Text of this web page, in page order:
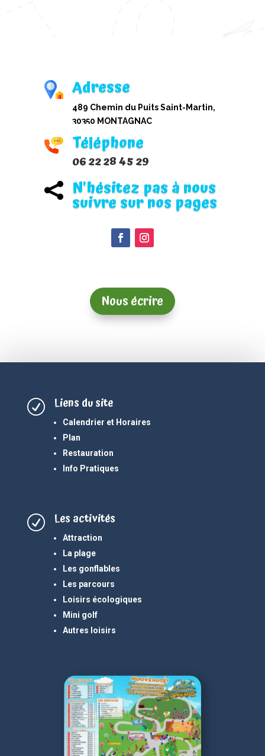
Adresse
489 Chemin du Puits Saint-Martin,
30350 MONTAGNAC
Téléphone
06 22 28 45 29
 N'hésitez pas à nous
suivre sur nos pages
Nous écrire
R Liens du site
Calendrier et Horaires
Plan
Restauration
Info Pratiques
R Les activités
Attraction
La plage
Les gonflables
Les parcours
Loisirs écologiques
Mini golf
Autres loisirs